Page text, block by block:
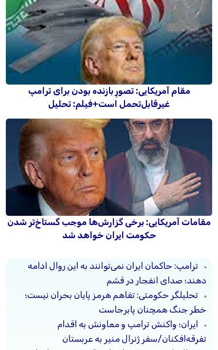
مقام آمریکایی: تصورِ بازنده بودن برای ترامپ
غیرقابل‌تحمل است+فیلم: تحلیل
مقامات آمریکایی: برخی گزارش‌ها موجب گستاخ‌تر شدن
حکومت ایران خواهد شد
ترامپ: حاکمان ایران نمی‌توانند به این روال ادامه
دهند؛ صدای انفجار در قشم
تحلیلگر حکومتی: تفاهم هرمز پایان بحران نیست؛
خطر جنگ همچنان پابرجاست
ایران؛ واکنش ترامپ و معاونش به اقدام
تفرقه‌افکنان/سفر ژنرال منیر به عربستان